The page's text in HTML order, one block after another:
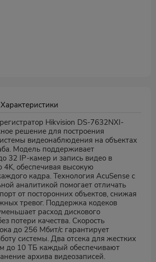
Характеристики
Hikvision DS-7632NXI-
решение для построения
видеонаблюдения на объектах
Модель поддерживает
32 IP-камер и запись видео в
обеспечивая высокую
кадра. Технология AcuSense с
аналитикой помогает отличать
от посторонних объектов, снижая
тревог. Поддержка кодеков
расход дискового
потери качества. Скорость
до 256 Мбит/с гарантирует
системы. Два отсека для жестких
до 10 ТБ каждый обеспечивают
архива видеозаписей.